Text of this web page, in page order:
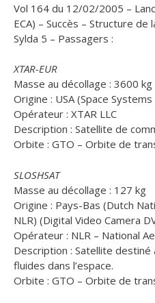
Vol 164 du 12/02/2005 –
ECA) – Succès – Structure
Sylda 5 – Passagers :
XTAR-EUR
Masse au décollage : 3600 kg
Origine : USA (Space Systems
Opérateur : XTAR LLC
Description : Satellite de
Orbite : GTO – Orbite de
SLOSHSAT
Masse au décollage : 127 kg
Origine : Pays-Bas (Dutch
NLR) (Digital Video Camera
Opérateur : NLR – National
Description : Satellite
fluides dans l’espace.
Orbite : GTO – Orbite de